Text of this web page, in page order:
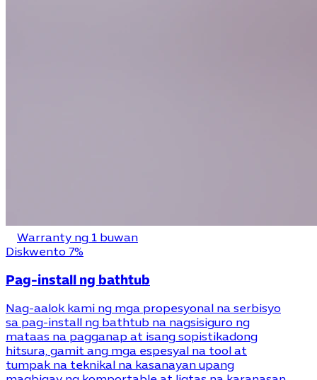
Warranty ng 1 buwan
Diskwento 7%
Pag-install ng bathtub
Nag-aalok kami ng mga propesyonal na serbisyo
sa pag-install ng bathtub na nagsisiguro ng
mataas na pagganap at isang sopistikadong
hitsura, gamit ang mga espesyal na tool at
tumpak na teknikal na kasanayan upang